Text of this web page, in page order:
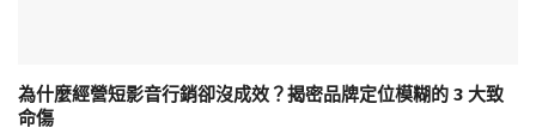
為什麼經營短影音行銷卻沒成效？揭密品牌定位模糊的 3 大致
命傷